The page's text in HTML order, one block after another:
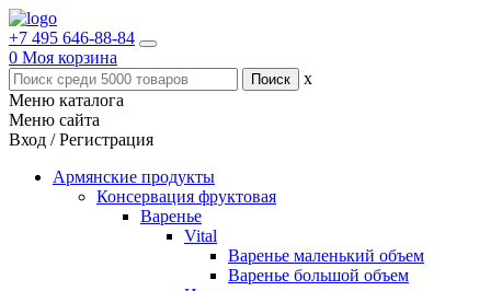
+7 495 646-88-84
0 Моя корзина
x
Меню каталога
Меню сайта
Вход / Регистрация
Армянские продукты
Консервация фруктовая
Варенье
Vital
Варенье маленький объем
Варенье большой объем